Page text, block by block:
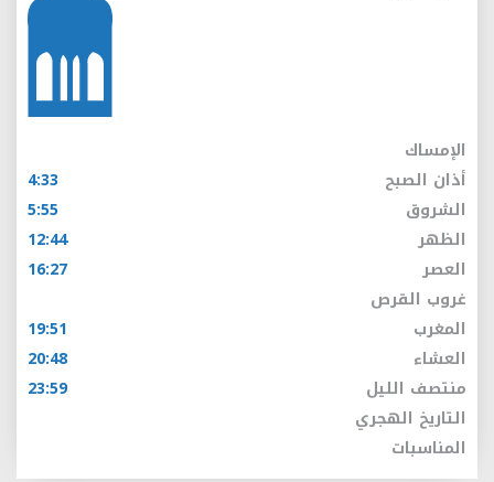
الإمساك
أذان الصبح
4:33
الشروق
5:55
الظهر
12:44
العصر
16:27
غروب القرص
المغرب
19:51
العشاء
20:48
منتصف الليل
23:59
التاريخ الهجري
المناسبات